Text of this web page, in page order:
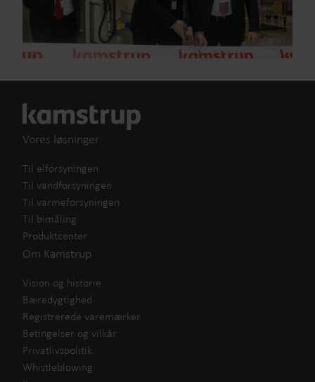
Vores løsninger
Til elforsyningen
Til vandforsyningen
Til varmeforsyningen
Til bimåling
Produktcenter
Om Kamstrup
Vision og historie
Bæredygtighed
Registrerede varemærker
Betingelser og vilkår
Privatlivspolitik
Whistleblowing